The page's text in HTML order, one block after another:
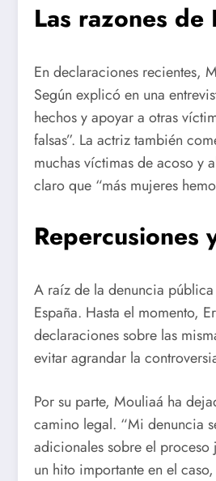
Las razones
En declaraciones recientes,
Según explicó en una
hechos y apoyar a otras
falsas”. La actriz también
muchas víctimas de acoso y
claro que “más mujeres
Repercusiones
A raíz de la denuncia
España. Hasta el momento,
declaraciones sobre las
evitar agrandar la
Por su parte, Mouliaá ha
camino legal. “Mi denuncia
adicionales sobre el
un hito importante en el